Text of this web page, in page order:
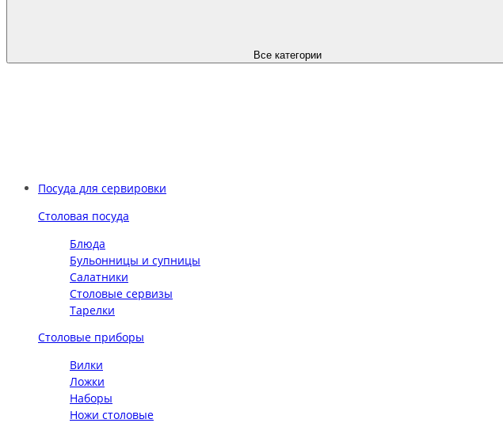
Все категории
Посуда для сервировки
Столовая посуда
Блюда
Бульонницы и супницы
Салатники
Столовые сервизы
Тарелки
Столовые приборы
Вилки
Ложки
Наборы
Ножи столовые